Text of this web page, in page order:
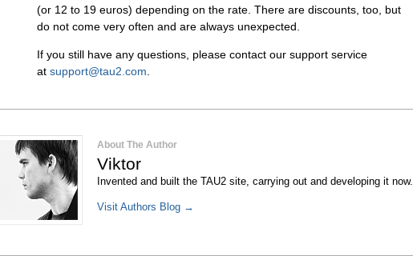
(or 12 to 19 euros) depending on the rate. There are discounts, too, but
do not come very often and are always unexpected.
If you still have any questions, please contact our support service
at support@tau2.com
About The Author
Viktor
Invented and built the TAU2 site, carrying out and developing it now.
Visit Authors Blog →